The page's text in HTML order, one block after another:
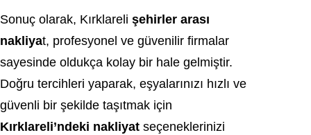
Sonuç olarak, Kırklareli şehirler arası
nakliyat, profesyonel ve güvenilir firmalar
sayesinde oldukça kolay bir hale gelmiştir.
Doğru tercihleri yaparak, eşyalarınızı hızlı ve
güvenli bir şekilde taşıtmak için
Kırklareli’ndeki nakliyat seçeneklerinizi